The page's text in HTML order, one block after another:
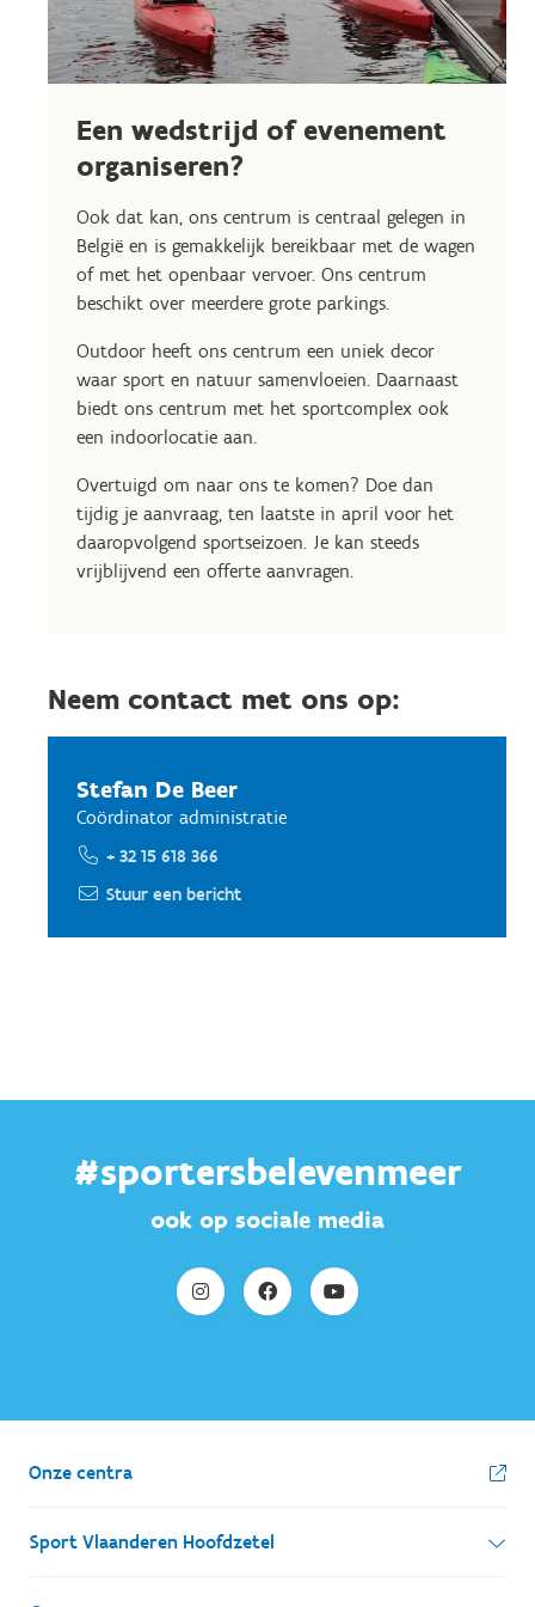
Een wedstrijd of evenement
organiseren?
Ook dat kan, ons centrum is centraal gelegen in
België en is gemakkelijk bereikbaar met de wagen
of met het openbaar vervoer. Ons centrum
beschikt over meerdere grote parkings.
Outdoor heeft ons centrum een uniek decor
waar sport en natuur samenvloeien. Daarnaast
biedt ons centrum met het sportcomplex ook
een indoorlocatie aan.
Overtuigd om naar ons te komen? Doe dan
tijdig je aanvraag, ten laatste in april voor het
daaropvolgend sportseizoen. Je kan steeds
vrijblijvend een offerte aanvragen.
Neem contact met ons op:
Stefan De Beer
Coördinator administratie
+ 32 15 618 366
Stuur een bericht
#sportersbelevenmeer
ook op sociale media
Onze centra
Sport Vlaanderen Hoofdzetel
Simon Bolivarlaan 17